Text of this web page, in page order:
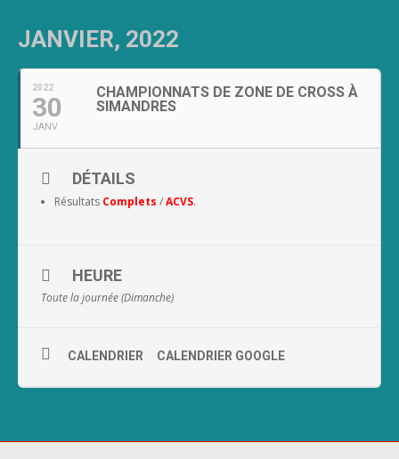
JANVIER, 2022
2022
30
JANV
CHAMPIONNATS DE ZONE DE CROSS À
SIMANDRES
DÉTAILS
Résultats Complets /ACVS.
HEURE
Toute la journée (Dimanche)
CALENDRIER CALENDRIER GOOGLE